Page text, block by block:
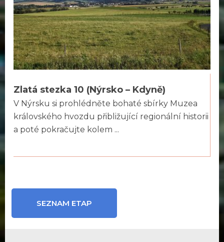
Zlatá stezka 10 (Nýrsko – Kdyně)
V Nýrsku si prohlédněte bohaté sbírky Muzea
královského hvozdu přibližující regionální historii
a poté pokračujte kolem ...
SEZNAM ETAP